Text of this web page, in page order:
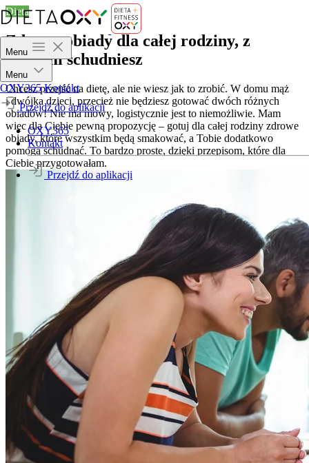
Menu
Menu
OXY365 Kontakt
Przejdź do aplikacji
OXY365
Kontakt
Przejdź do aplikacji
Dieta
Zdrowe obiady dla całej rodziny, z
którymi schudniesz
Chcesz przejść na dietę, ale nie wiesz jak to zrobić. W domu mąż
i dwójka dzieci, przecież nie będziesz gotować dwóch różnych
obiadów! Nie ma mowy, logistycznie jest to niemożliwie. Mam
więc dla Ciebie pewną propozycję – gotuj dla całej rodziny zdrowe
obiady, które wszystkim będą smakować, a Tobie dodatkowo
pomogą schudnąć. To bardzo proste, dzięki przepisom, które dla
Ciebie przygotowałam.